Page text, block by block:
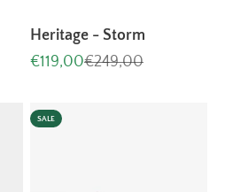
Heritage - Storm
Aanbiedingsprijs
€119,00Normale prijs
€249,00
SALE